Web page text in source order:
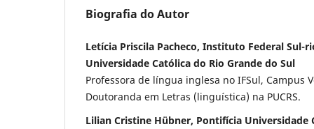
Biografia do Autor
Letícia Priscila Pacheco, Instituto Federal Sul-
Universidade Católica do Rio Grande do Sul
Professora de língua inglesa no IFSul, Campus
Doutoranda em Letras (linguística) na PUCRS.
Lilian Cristine Hübner, Pontifícia Universidade